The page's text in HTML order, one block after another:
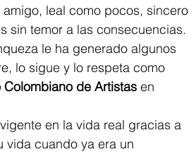
leal como pocos, sincero
sin temor a las consecuencias.
le ha generado algunos
lo sigue y lo respeta como
Colombiano de Artistas en
en la vida real gracias a
vida cuando ya era un